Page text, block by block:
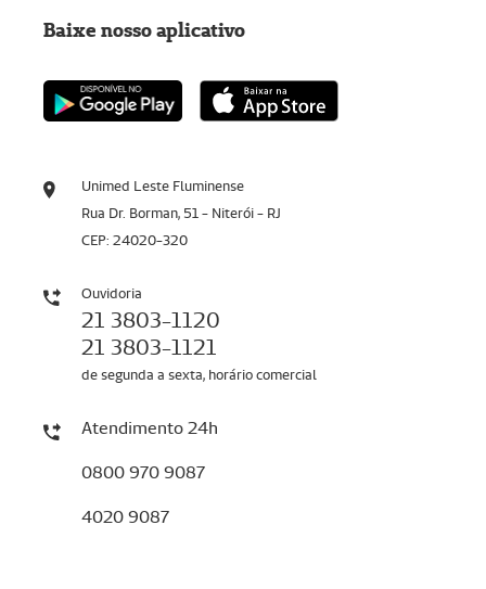
Unimed Leste Fluminense
Rua Dr. Borman, 51 - Niterói - RJ
CEP: 24020-320
Ouvidoria
21 3803-1120
21 3803-1121
de segunda a sexta, horário comercial
Atendimento 24h
0800 970 9087
4020 9087
Baixe nosso aplicativo